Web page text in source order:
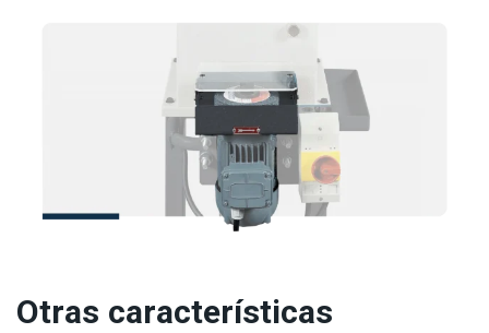
Otras características